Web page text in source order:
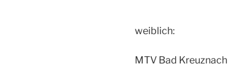
weiblich:
MTV Bad Kreuznach